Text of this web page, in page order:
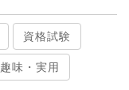
資格試験
趣味・実用